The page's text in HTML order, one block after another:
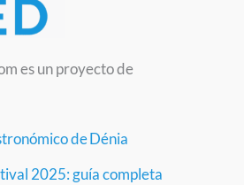
es un proyecto de
de Dénia
2025: guía completa